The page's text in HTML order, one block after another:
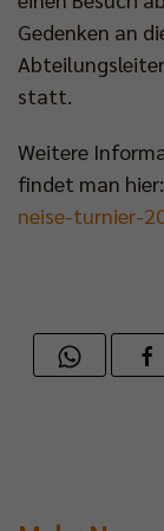
Gedenken an
statt.
Weitere
findet man hier:
neise-turnier-